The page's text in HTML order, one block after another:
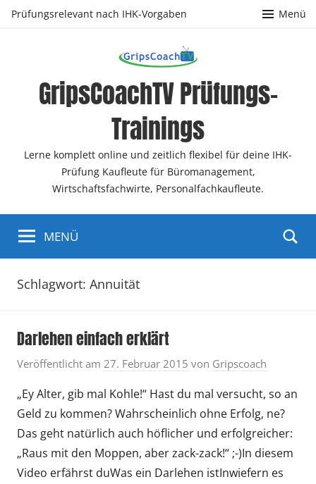
ZumPrüfungsrelevant nach IHK-Vorgaben Menü
GripsCoachTV Prüfungs-
Trainings
Lerne komplett online und zeitlich flexibel für deine IHK-
Prüfung Kaufleute für Büromanagement,
Wirtschaftsfachwirte, Personalfachkaufleute.
MENÜ
Schlagwort: Annuität
Darlehen einfach erklärt
Veröffentlicht am 27. Februar 2015 von Gripscoach
„Ey Alter, gib mal Kohle!“ Hast du mal versucht, so an
Geld zu kommen? Wahrscheinlich ohne Erfolg, ne?
Das geht natürlich auch höflicher und erfolgreicher:
„Raus mit den Moppen, aber zack-zack!“ ;-)In diesem
Video erfährst duWas ein Darlehen istInwiefern es